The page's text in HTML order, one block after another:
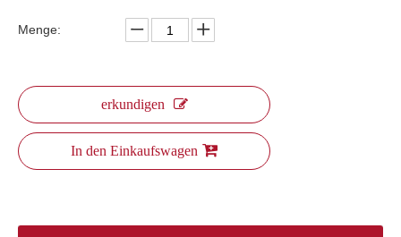
Menge:
erkundigen
In den Einkaufswagen